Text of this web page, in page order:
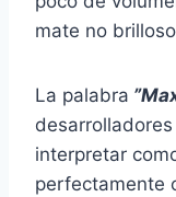
mate no
La palabra
interpretar
perfectamente